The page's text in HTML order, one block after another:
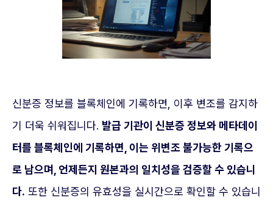
신분증 정보를 블록체인에 기록하면, 이후 변조를 감지하
기 더욱 쉬워집니다. 발급 기관이 신분증 정보와 메타데이
터를 블록체인에 기록하면, 이는 위변조 불가능한 기록으
로 남으며, 언제든지 원본과의 일치성을 검증할 수 있습니
다. 또한 신분증의 유효성을 실시간으로 확인할 수 있습니